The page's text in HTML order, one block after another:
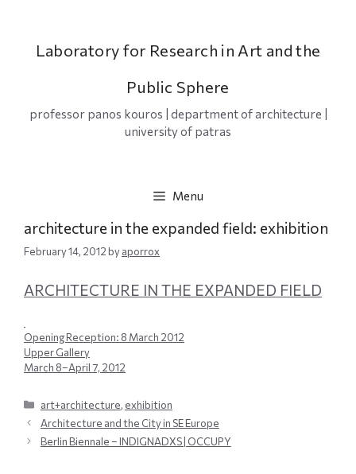
Laboratory for Research in Art and the
Public Sphere
professor panos kouros | department of architecture |
university of patras
Menu
architecture in the expanded field: exhibition
February 14, 2012byaporrox
ARCHITECTURE IN THE EXPANDED FIELD
Opening Reception: 8 March 2012
Upper Gallery
March 8–April 7, 2012
Categories
art+architecture, exhibition
Architecture and the City in SE Europe
Berlin Biennale – INDIGNADXS | OCCUPY